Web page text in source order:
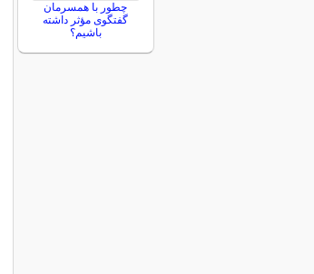
چطور با همسرمان
گفتگوی مؤثر داشته
باشیم؟